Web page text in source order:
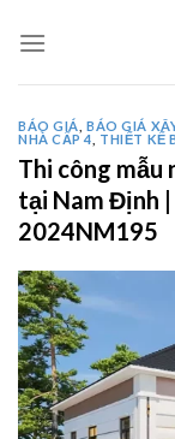
BÁO GIÁ ,BÁO GIÁ
NHÀ CẤP 4
THIẾT KẾ
Thi công mẫu
tại Nam Định
2024NM195